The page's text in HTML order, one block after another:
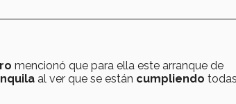
mencionó que para ella este arranque de
al ver que se están cumpliendo